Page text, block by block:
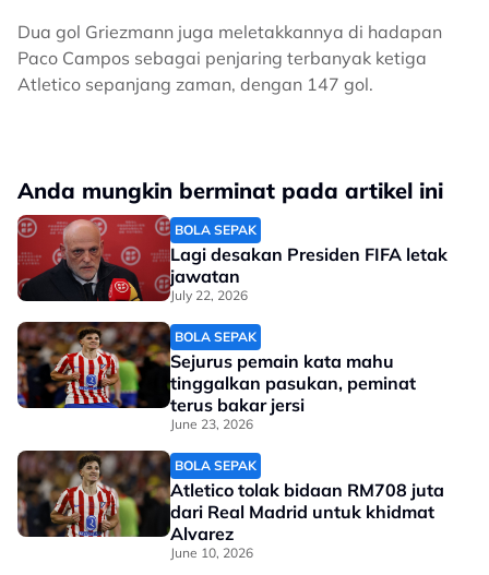
Dua gol Griezmann juga meletakkannya di hadapan
Paco Campos sebagai penjaring terbanyak ketiga
Atletico sepanjang zaman, dengan 147 gol.
Anda mungkin berminat pada artikel ini
BOLA SEPAK
Lagi desakan Presiden FIFA letak
jawatan
July 22, 2026
BOLA SEPAK
Sejurus pemain kata mahu
tinggalkan pasukan, peminat
terus bakar jersi
June 23, 2026
BOLA SEPAK
Atletico tolak bidaan RM708 juta
dari Real Madrid untuk khidmat
Alvarez
June 10, 2026